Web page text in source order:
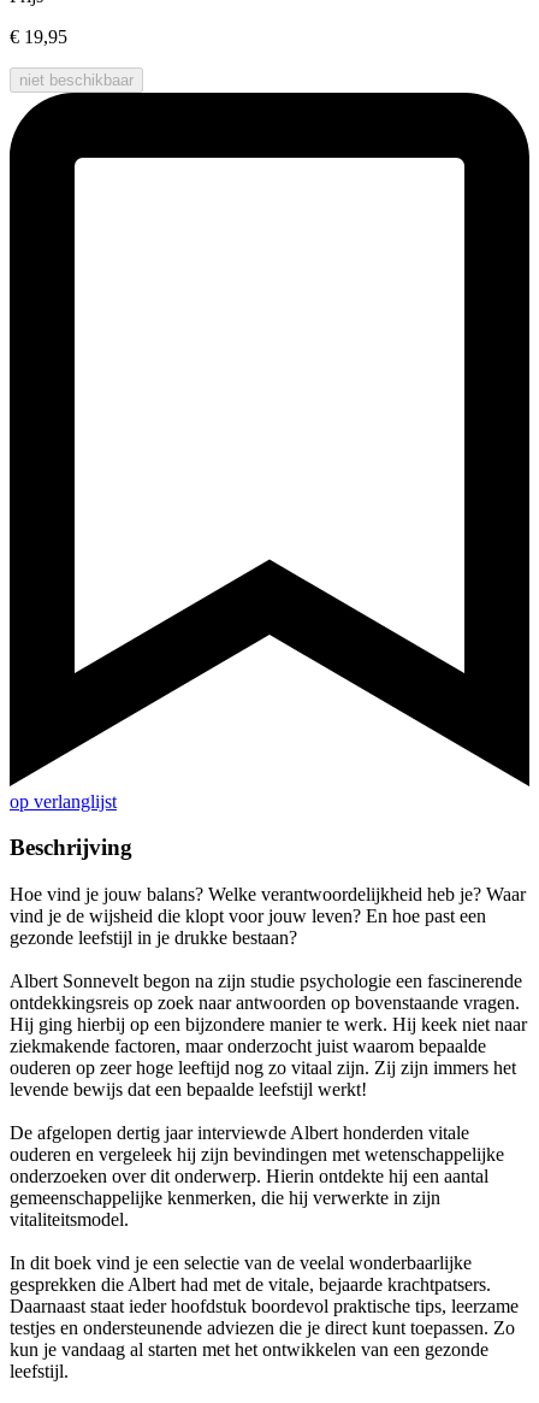
€ 19,95
niet beschikbaar
op verlanglijst
Beschrijving
Hoe vind je jouw balans? Welke verantwoordelijkheid heb je? Waar
vind je de wijsheid die klopt voor jouw leven? En hoe past een
gezonde leefstijl in je drukke bestaan?
Albert Sonnevelt begon na zijn studie psychologie een fascinerende
ontdekkingsreis op zoek naar antwoorden op bovenstaande vragen.
Hij ging hierbij op een bijzondere manier te werk. Hij keek niet naar
ziekmakende factoren, maar onderzocht juist waarom bepaalde
ouderen op zeer hoge leeftijd nog zo vitaal zijn. Zij zijn immers het
levende bewijs dat een bepaalde leefstijl werkt!
De afgelopen dertig jaar interviewde Albert honderden vitale
ouderen en vergeleek hij zijn bevindingen met wetenschappelijke
onderzoeken over dit onderwerp. Hierin ontdekte hij een aantal
gemeenschappelijke kenmerken, die hij verwerkte in zijn
vitaliteitsmodel.
In dit boek vind je een selectie van de veelal wonderbaarlijke
gesprekken die Albert had met de vitale, bejaarde krachtpatsers.
Daarnaast staat ieder hoofdstuk boordevol praktische tips, leerzame
testjes en ondersteunende adviezen die je direct kunt toepassen. Zo
kun je vandaag al starten met het ontwikkelen van een gezonde
leefstijl.